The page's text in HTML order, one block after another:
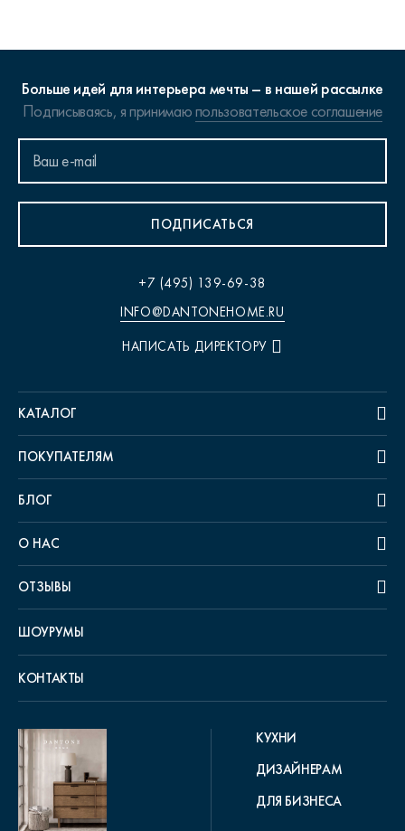
Больше идей для интерьера мечты – в нашей рассылке
Подписываясь, я принимаюпользовательское соглашение
ПОДПИСАТЬСЯ
+7 (495) 139-69-38
INFO@DANTONEHOME.RU
НАПИСАТЬ ДИРЕКТОРУ
КАТАЛОГ
ПОКУПАТЕЛЯМ
БЛОГ
О НАС
ОТЗЫВЫ
ШОУРУМЫ
КОНТАКТЫ
КУХНИ
ДИЗАЙНЕРАМ
ДЛЯ БИЗНЕСА